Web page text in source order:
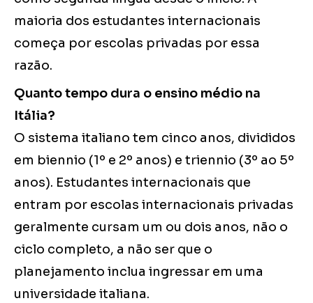
maioria dos estudantes internacionais
começa por escolas privadas por essa
razão.
Quanto tempo dura o ensino médio na
Itália?
O sistema italiano tem cinco anos, divididos
em biennio (1º e 2º anos) e triennio (3º ao 5º
anos). Estudantes internacionais que
entram por escolas internacionais privadas
geralmente cursam um ou dois anos, não o
ciclo completo, a não ser que o
planejamento inclua ingressar em uma
universidade italiana.